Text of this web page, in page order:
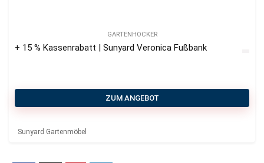
GARTENHOCKER
+ 15 % Kassenrabatt | Sunyard Veronica Fußbank
ZUM ANGEBOT
Sunyard Gartenmöbel